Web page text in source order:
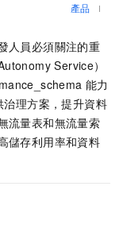
產品
人員必須關注的重
Service）
能力
理方案，提升資料
流量表和無流量索
儲存利用率和資料